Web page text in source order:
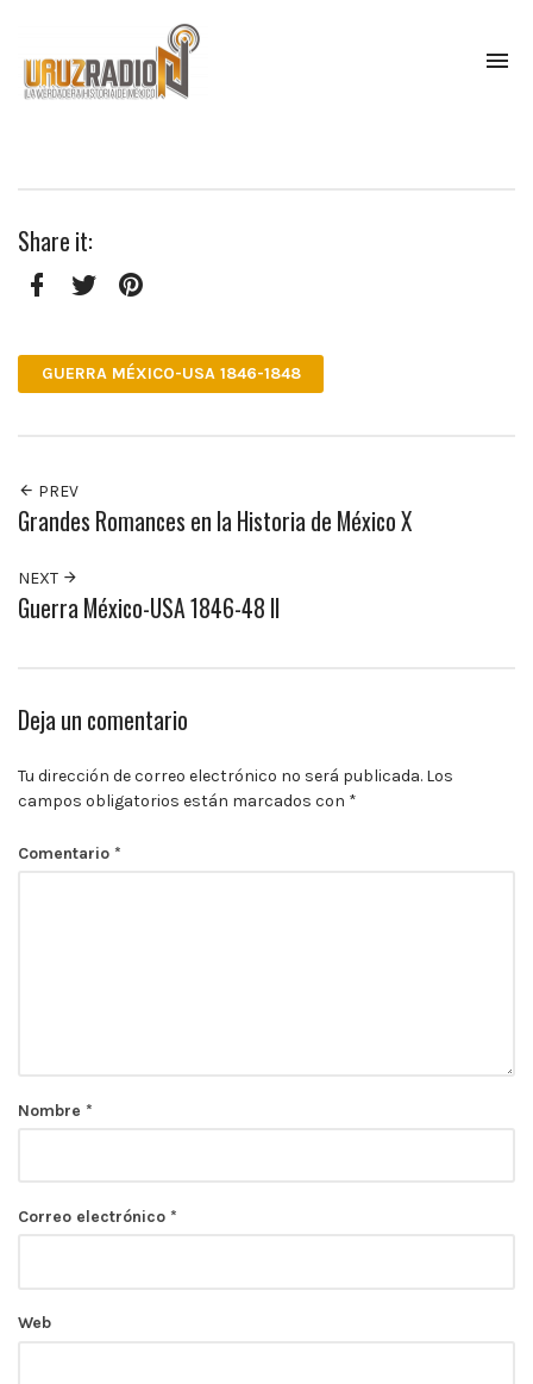
narrada
Mendoza.
Escúchanos
a
las
10:00
Share it:
GUERRA MÉXICO-USA 1846-1848
PREV
Grandes Romances en la Historia de México X
NEXT
Guerra México-USA 1846-48 II
Deja un comentario
Tu dirección de correo electrónico no será publicada. Los
campos obligatorios están marcados con *
Comentario *
Nombre *
Correo electrónico *
Web